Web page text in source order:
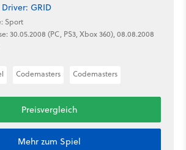
Driver: GRID
Sport
30.05.2008 (PC, PS3, Xbox 360), 08.08.2008
Codemasters Codemasters
Preisvergleich
Mehr zum Spiel